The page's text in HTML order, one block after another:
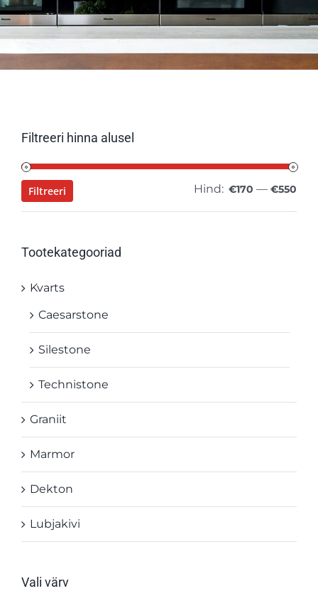
Filtreeri hinna alusel
Filtreeri Hind: €170 — €550
Tootekategooriad
Kvarts
Caesarstone
Silestone
Technistone
Graniit
Marmor
Dekton
Lubjakivi
Vali värv